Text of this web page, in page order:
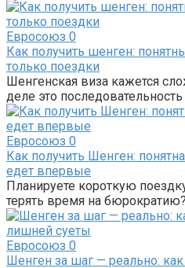
Евросоюз 0
Как получить шенген:
только поездки
Шенгенская виза кажется
деле это
Евросоюз 0
Как получить Шенген:
едет впервые
Планируете короткую
терять время на
Евросоюз 0
Шенген за шаг — реально: